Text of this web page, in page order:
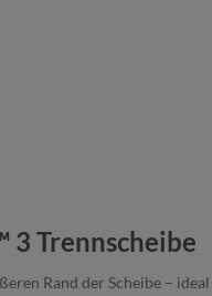
Trennscheibe
Rand der Scheibe –